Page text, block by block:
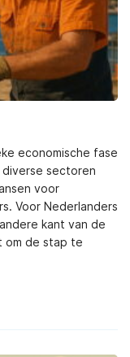
economische fase
sectoren
voor
Voor Nederlanders
kant van de
om de stap te